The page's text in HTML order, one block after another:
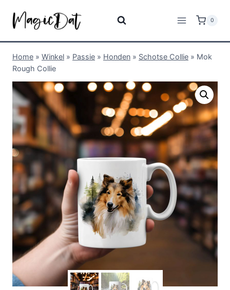
0
Home » Winkel » Passie » Honden » Schotse Collie » Mok
Rough Collie